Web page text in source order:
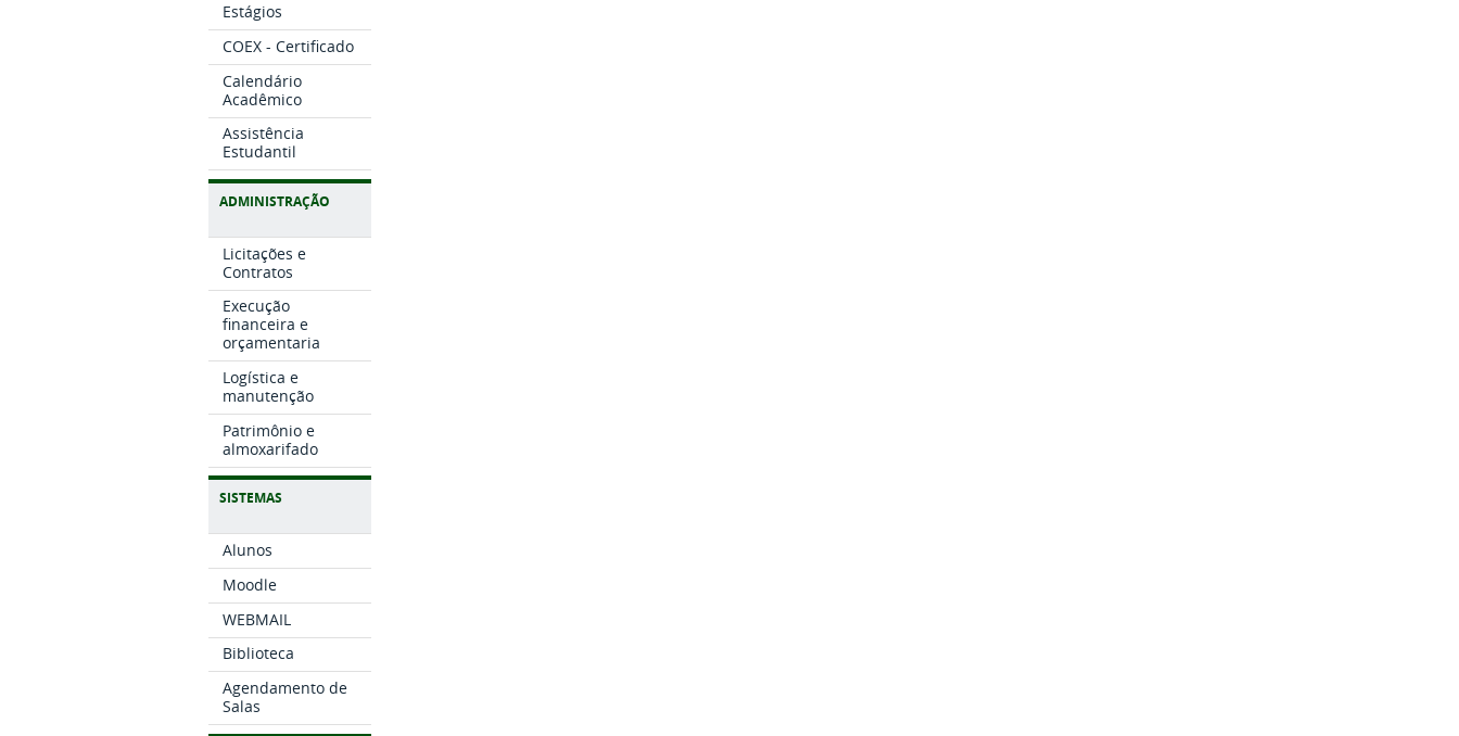
Estágios
COEX - Certificado
Calendário
Acadêmico
Assistência
Estudantil
ADMINISTRAÇÃO
Licitações e
Contratos
Execução
financeira e
orçamentaria
Logística e
manutenção
Patrimônio e
almoxarifado
SISTEMAS
Alunos
Moodle
WEBMAIL
Biblioteca
Agendamento de
Salas